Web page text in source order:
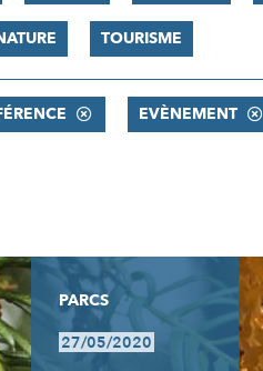
TOURISME
EVÈNEMENT
PARCS
27/05/2020